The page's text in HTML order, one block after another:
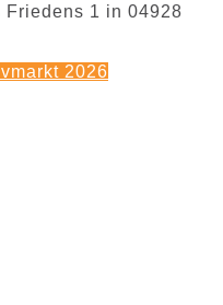
1 in 04928
2026